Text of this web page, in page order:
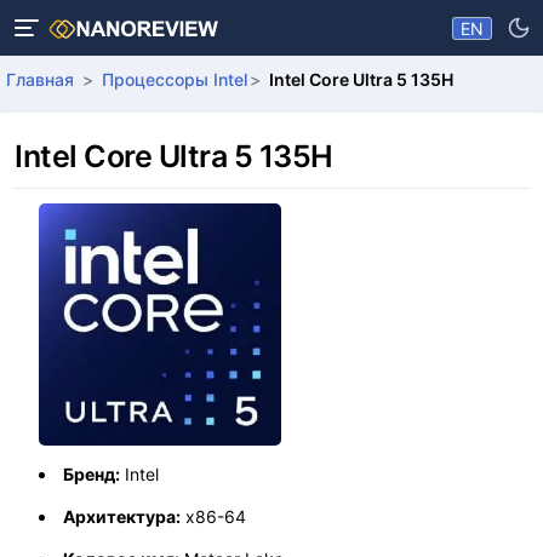
EN
Главная Процессоры Intel Intel Core Ultra 5 135H
Intel Core Ultra 5 135H
Бренд: Intel
Архитектура: x86-64